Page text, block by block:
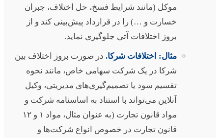
موکل (مانند شرایط فسخ، حل اختلاف، جبران
خسارت و …) را در قرارداد پیش‌بینی کند و از
بروز اختلافات آتی جلوگیری نماید.
مثال: اختلافات شرکا.در صورت بروز اختلاف بین
شرکا در یک شرکت سهامی خاص، مانند نحوه
تقسیم سود یا تصمیم‌گیری‌های مدیریتی، وکیل
آنلاین می‌تواند با استناد به اساسنامه شرکت و
مواد قانون تجارت (به عنوان مثال، مواد ۱ و ۱۲
قانون تجارت در خصوص انواع شرکت‌ها و